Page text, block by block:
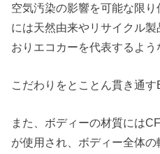
空気汚染の影響を可能な限
には天然由来やリサイクル
おりエコカーを代表するよう
こだわりをとことん貫き通す
また、ボディーの材質には
が使用され、ボディー全体の